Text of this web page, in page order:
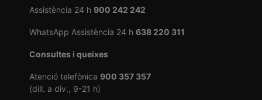
Assistència 24 h 900 242 242
WhatsApp Assistència 24 h 638 220 311
Consultes i queixes
Atenció telefònica 900 357 357
(dill. a div., 9-21 h)